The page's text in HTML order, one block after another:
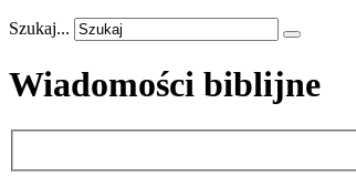
Szukaj...
Wiadomości biblijne